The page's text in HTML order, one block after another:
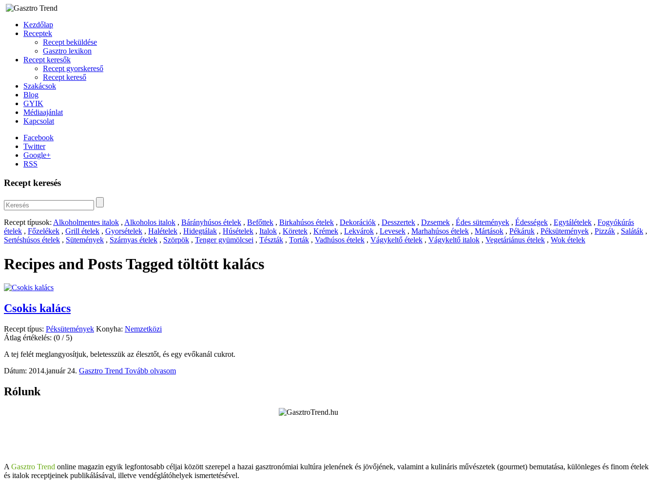
Kezdőlap
Receptek
Recept beküldése
Gasztro lexikon
Recept keresők
Recept gyorskereső
Recept kereső
Szakácsok
Blog
GYIK
Médiaajánlat
Kapcsolat
Facebook
Twitter
Google+
RSS
Recept keresés
Recept típusok: Alkoholmentes italok , Alkoholos italok , Bárányhúsos ételek , Befőttek , Birkahúsos ételek , Dekorációk , Desszertek , Dzsemek , Édes sütemények , Édességek , Egytálételek , Fogyókúrás
ételek , Főzelékek , Grill ételek , Gyorsételek , Halételek , Hidegtálak , Húsételek , Italok , Köretek , Krémek , Lekvárok , Levesek , Marhahúsos ételek , Mártások , Pékáruk , Péksütemények , Pizzák , Saláták ,
Sertéshúsos ételek , Sütemények , Szárnyas ételek , Szörpök , Tenger gyümölcsei , Tészták , Torták , Vadhúsos ételek , Vágykeltő ételek , Vágykeltő italok , Vegetáriánus ételek , Wok ételek
Recipes and Posts Tagged töltött kalács
Csokis kalács
Recept típus: Péksütemények Konyha: Nemzetközi
Átlag értékelés: (0 / 5)
A tej felét meglangyosítjuk, beletesszük az élesztőt, és egy evőkanál cukrot.
Dátum: 2014.január 24. Gasztro Trend Tovább olvasom
Rólunk
A Gasztro Trend online magazin egyik legfontosabb céljai között szerepel a hazai gasztronómiai kultúra jelenének és jövőjének, valamint a kulináris művészetek (gourmet) bemutatása, különleges és finom ételek
és italok receptjeinek publikálásával, illetve vendéglátóhelyek ismertetésével.